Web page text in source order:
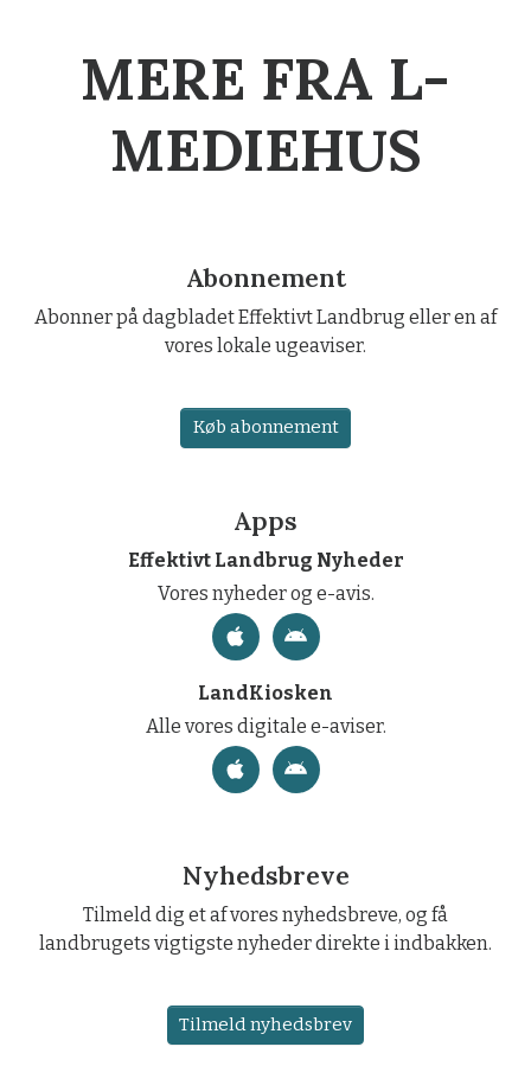
MERE FRA L-
MEDIEHUS
Abonnement
Abonner på dagbladet Effektivt Landbrug eller en af
vores lokale ugeaviser.
Køb abonnement
Apps
Effektivt Landbrug Nyheder
Vores nyheder og e-avis.
LandKiosken
Alle vores digitale e-aviser.
Nyhedsbreve
Tilmeld dig et af vores nyhedsbreve, og få
landbrugets vigtigste nyheder direkte i indbakken.
Tilmeld nyhedsbrev